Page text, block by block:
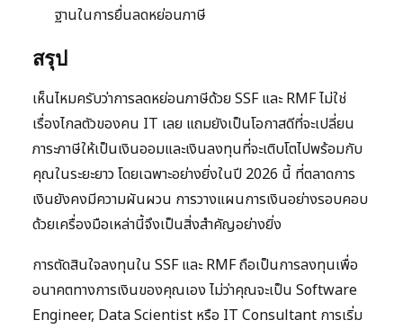
ฐานในการยื่นลดหย่อนภาษี
สรุป
เห็นไหมครับว่าการลดหย่อนภาษีด้วย SSF และ RMF ไม่ใช่
เรื่องไกลตัวของคน IT เลย แถมยังเป็นโอกาสดีที่จะเปลี่ยน
ภาระภาษีให้เป็นเงินออมและเงินลงทุนที่จะเติบโตไปพร้อมกับ
คุณในระยะยาว โดยเฉพาะอย่างยิ่งในปี 2026 นี้ ที่ตลาดการ
เงินยังคงมีความผันผวน การวางแผนการเงินอย่างรอบคอบ
ด้วยเครื่องมือเหล่านี้จึงเป็นสิ่งสำคัญอย่างยิ่ง
การตัดสินใจลงทุนใน SSF และ RMF ถือเป็นการลงทุนเพื่อ
อนาคตทางการเงินของคุณเอง ไม่ว่าคุณจะเป็น Software
Engineer, Data Scientist หรือ IT Consultant การเริ่ม